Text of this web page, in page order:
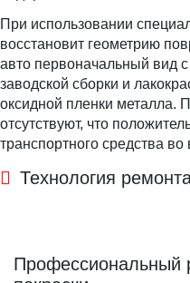
При использовании
восстановит геометрию
авто первоначальный вид
заводской сборки и
оксидной пленки металла.
отсутствуют, что
транспортного средства
Технология
Профессиональный